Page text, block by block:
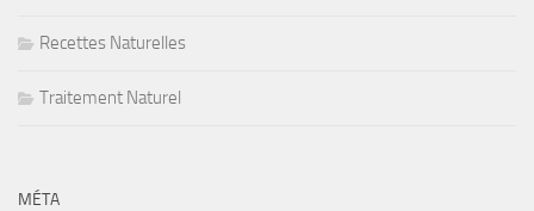
Recettes Naturelles
Traitement Naturel
MÉTA